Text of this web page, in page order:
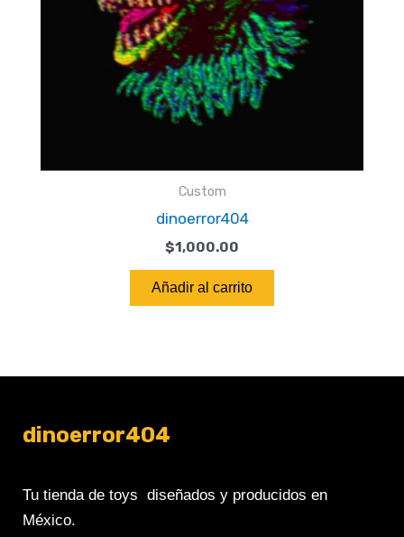
Custom
dinoerror404
$1,000.00
Añadir al carrito
dinoerror404
Tu tienda de toys diseñados y producidos en
México.